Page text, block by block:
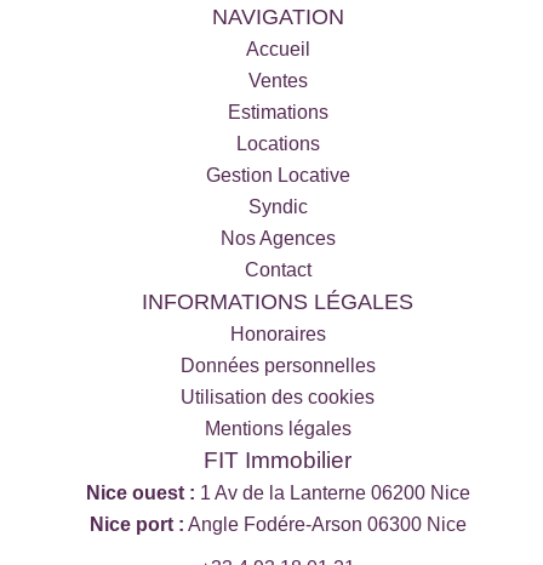
NAVIGATION
Accueil
Ventes
Estimations
Locations
Gestion Locative
Syndic
Nos Agences
Contact
INFORMATIONS LÉGALES
Honoraires
Données personnelles
Utilisation des cookies
Mentions légales
FIT Immobilier
Nice ouest : 1 Av de la Lanterne 06200 Nice
Nice port : Angle Fodére-Arson 06300 Nice